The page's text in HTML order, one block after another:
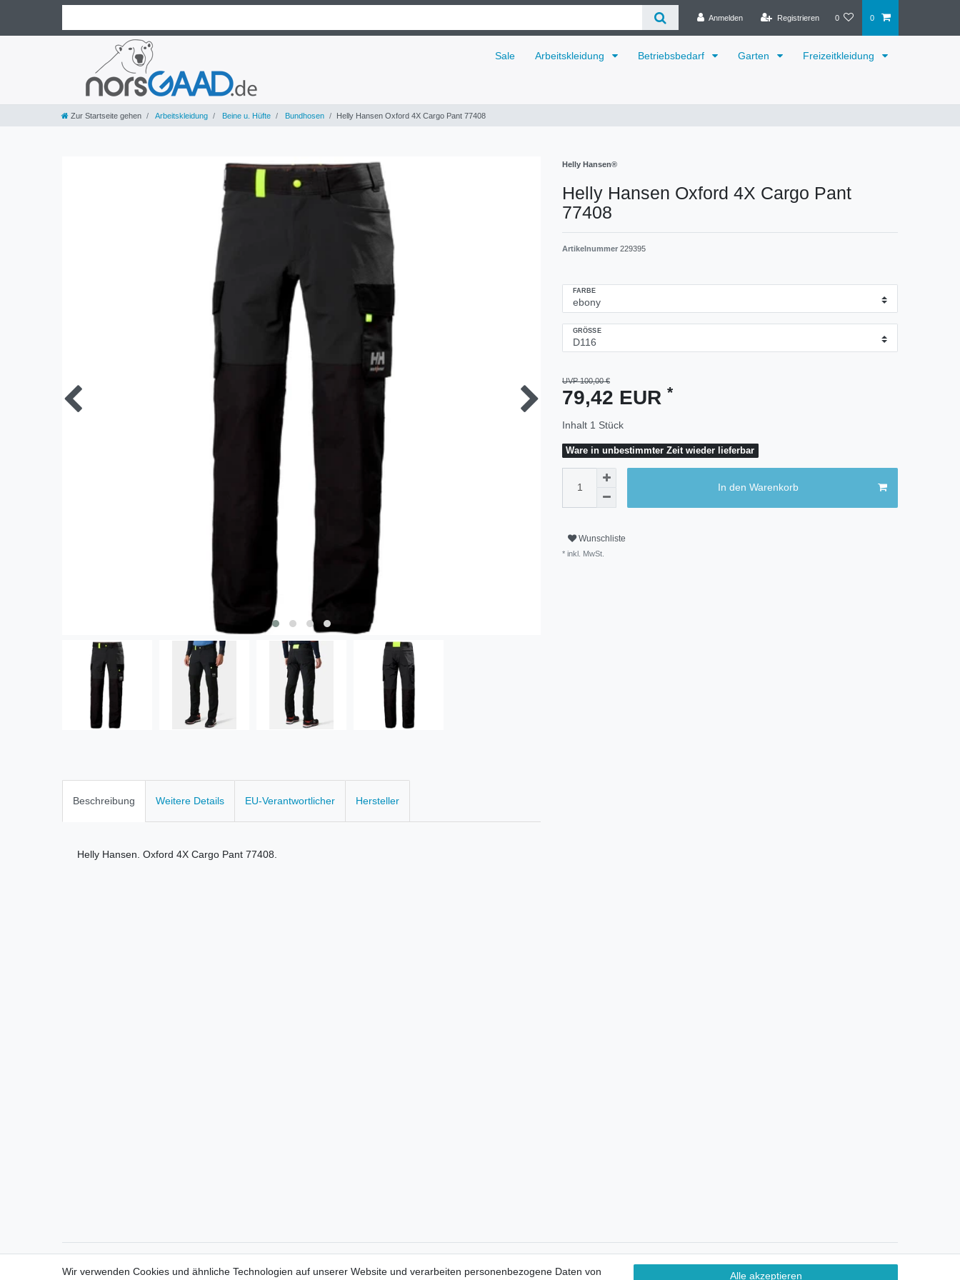
Anmelden Registrieren 0 0
Sale Arbeitskleidung Betriebsbedarf Garten Freizeitkleidung
Zur Startseite gehen Arbeitskleidung Beine u. Hüfte Bundhosen Helly Hansen Oxford 4X Cargo Pant 77408
Helly Hansen®
Helly Hansen Oxford 4X Cargo Pant
77408
Artikelnummer 229395
FARBE
GRÖSSE
UVP 100,00 €
79,42 EUR *
Inhalt 1 Stück
Ware in unbestimmter Zeit wieder lieferbar
In den Warenkorb
Wunschliste
* inkl. MwSt.
Beschreibung Weitere Details EU-Verantwortlicher Hersteller
Helly Hansen. Oxford 4X Cargo Pant 77408.
Wir verwenden Cookies und ähnliche Technologien auf unserer Website und verarbeiten personenbezogene Daten von
Alle akzeptieren